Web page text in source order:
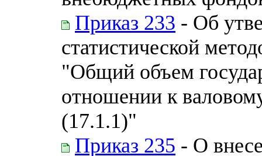
Приказ 233 - Об
статистической
"Общий объем
отношении к
(17.1.1)"
Приказ 235 - О